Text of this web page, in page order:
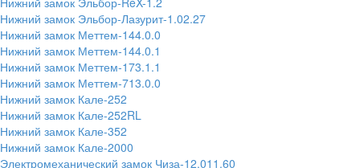
Нижний замок Эльбор-Лазурит-1.02.27
Нижний замок Меттем-144.0.0
Нижний замок Меттем-144.0.1
Нижний замок Меттем-173.1.1
Нижний замок Меттем-713.0.0
Нижний замок Кале-252
Нижний замок Кале-252RL
Нижний замок Кале-352
Нижний замок Кале-2000
Электромеханический замок Чиза-12.011.60